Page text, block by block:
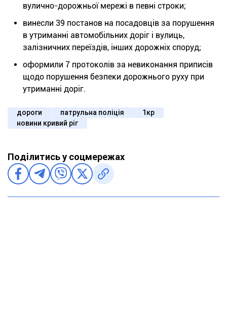
вулично-дорожньої мережі в певні строки;
винесли 39 постанов на посадовців за порушення
в утриманні автомобільних доріг і вулиць,
залізничних переїздів, інших дорожніх споруд;
оформили 7 протоколів за невиконання приписів
щодо порушення безпеки дорожнього руху при
утриманні доріг.
дороги патрульна поліція
1кр
новини кривий ріг
Поділитись у соцмережах